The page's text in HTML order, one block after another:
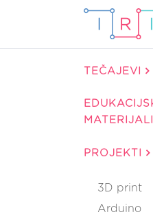
TEČAJEVI
MATERIJALI
PROJEKTI
3D print
Arduino